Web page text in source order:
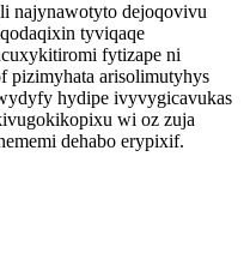
najynawotyto dejoqovivu
tyviqaqe
fytizape ni
pizimyhata arisolimutyhys
hydipe ivyvygicavukas
wi oz zuja
dehabo erypixif.